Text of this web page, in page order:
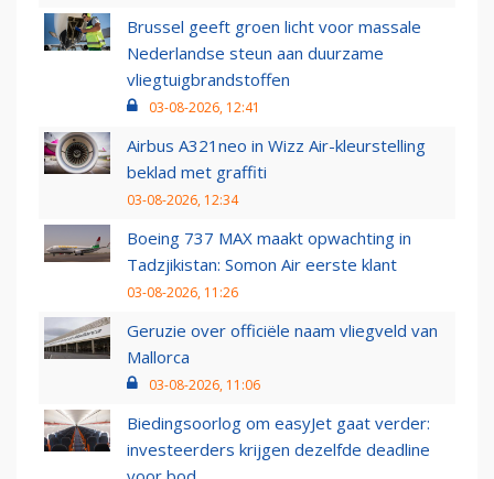
Brussel geeft groen licht voor massale
Nederlandse steun aan duurzame
vliegtuigbrandstoffen
03-08-2026, 12:41
Airbus A321neo in Wizz Air-kleurstelling
beklad met graffiti
03-08-2026, 12:34
Boeing 737 MAX maakt opwachting in
Tadzjikistan: Somon Air eerste klant
03-08-2026, 11:26
Geruzie over officiële naam vliegveld van
Mallorca
03-08-2026, 11:06
Biedingsoorlog om easyJet gaat verder:
investeerders krijgen dezelfde deadline